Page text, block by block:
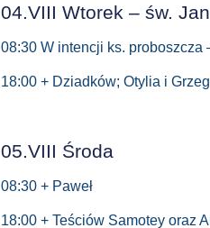
04.VIII Wtorek – św.
08:30 W intencji ks. proboszcza
18:00 + Dziadków; Otylia i
05.VIII Środa
08:30 + Paweł
18:00 + Teściów Samotey oraz